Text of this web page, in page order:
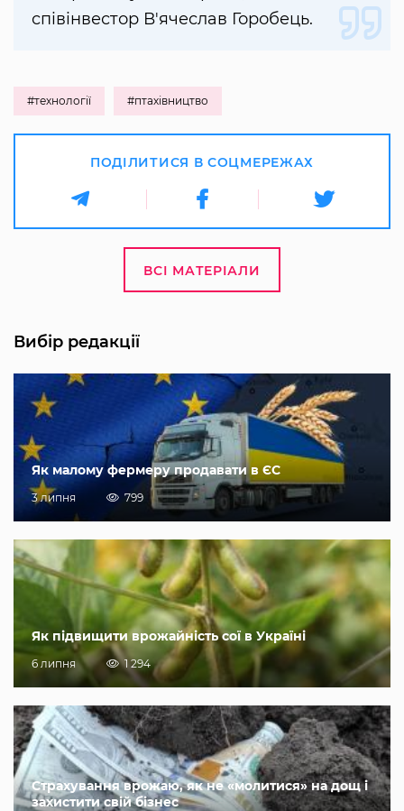
співінвестор В'ячеслав Горобець.
#технології #птахівництво
ПОДІЛИТИСЯ В СОЦМЕРЕЖАХ
ВСІ МАТЕРІАЛИ
Вибір редакції
Як малому фермеру продавати в ЄС
3 липня 799
Як підвищити врожайність сої в Україні
6 липня 1 294
Страхування врожаю, як не «молитися» на дощ і
захистити свій бізнес